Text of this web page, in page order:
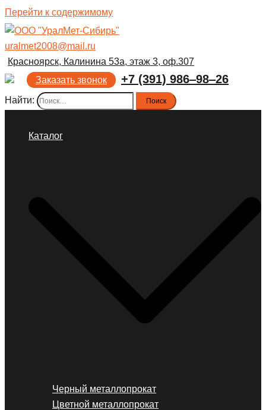
Перейти к содержимому
uralmet2008@mail.ru
Красноярск, Калинина 53а, этаж 3, оф.307
Заказать звонок
+7 (391) 986‒98‒26
Найти:
Каталог
Черный металлопрокат
Цветной металлопрокат